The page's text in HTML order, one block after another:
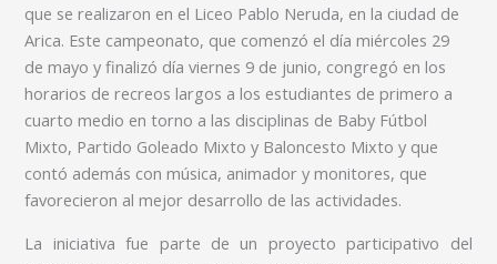
que se realizaron en el Liceo Pablo Neruda, en la ciudad de
Arica. Este campeonato, que comenzó el día miércoles 29
de mayo y finalizó día viernes 9 de junio, congregó en los
horarios de recreos largos a los estudiantes de primero a
cuarto medio en torno a las disciplinas de Baby Fútbol
Mixto, Partido Goleado Mixto y Baloncesto Mixto y que
contó además con música, animador y monitores, que
favorecieron al mejor desarrollo de las actividades.
La iniciativa fue parte de un proyecto participativo del